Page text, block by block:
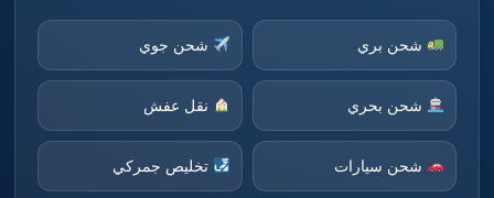
شحن بري شحن جوي
شحن بحري نقل عفش
شحن سيارات تخليص جمركي